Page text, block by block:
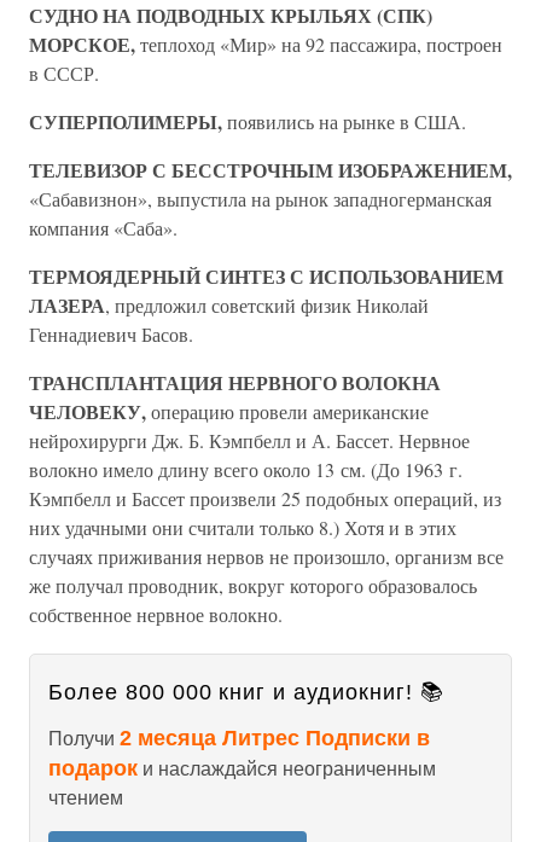
СУДНО НА ПОДВОДНЫХ КРЫЛЬЯХ (СПК)
МОРСКОЕ,теплоход «Мир» на 92 пассажира, построен
в СССР.
СУПЕРПОЛИМЕРЫ,появились на рынке в США.
ТЕЛЕВИЗОР С БЕССТРОЧНЫМ ИЗОБРАЖЕНИЕМ,
«Сабавизнон», выпустила на рынок западногерманская
компания «Саба».
ТЕРМОЯДЕРНЫЙ СИНТЕЗ С ИСПОЛЬЗОВАНИЕМ
ЛАЗЕРА, предложил советский физик Николай
Геннадиевич Басов.
ТРАНСПЛАНТАЦИЯ НЕРВНОГО ВОЛОКНА
ЧЕЛОВЕКУ,операцию провели американские
нейрохирурги Дж. Б. Кэмпбелл и А. Бассет. Нервное
волокно имело длину всего около 13 см. (До 1963 г.
Кэмпбелл и Бассет произвели 25 подобных операций, из
них удачными они считали только 8.) Хотя и в этих
случаях приживания нервов не произошло, организм все
же получал проводник, вокруг которого образовалось
собственное нервное волокно.
Более 800 000 книг и аудиокниг! 📚
Получи 2 месяца Литрес Подписки в
подарок и наслаждайся неограниченным
чтением